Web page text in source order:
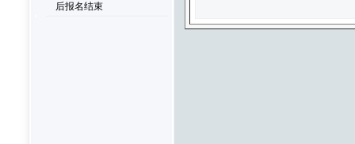
后报名结束